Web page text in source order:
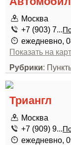
Москва
+7 (903) 7...
ежедневно,
Показать на
Рубрики:
Триангл
Москва
+7 (909) 9...
ежедневно,